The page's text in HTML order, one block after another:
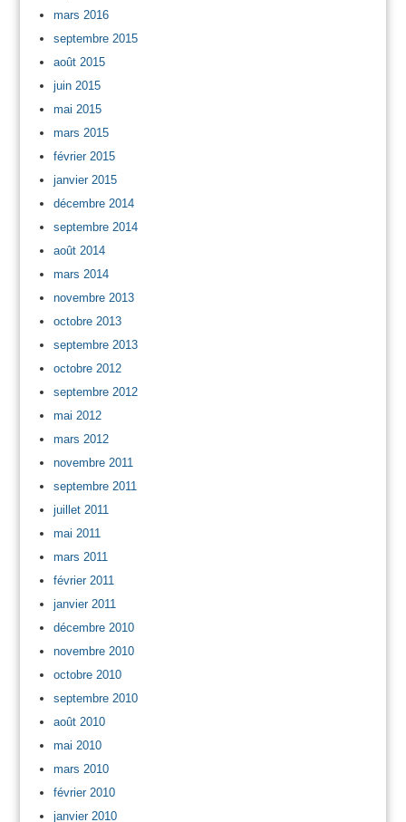
mars 2016
septembre 2015
août 2015
juin 2015
mai 2015
mars 2015
février 2015
janvier 2015
décembre 2014
septembre 2014
août 2014
mars 2014
novembre 2013
octobre 2013
septembre 2013
octobre 2012
septembre 2012
mai 2012
mars 2012
novembre 2011
septembre 2011
juillet 2011
mai 2011
mars 2011
février 2011
janvier 2011
décembre 2010
novembre 2010
octobre 2010
septembre 2010
août 2010
mai 2010
mars 2010
février 2010
janvier 2010